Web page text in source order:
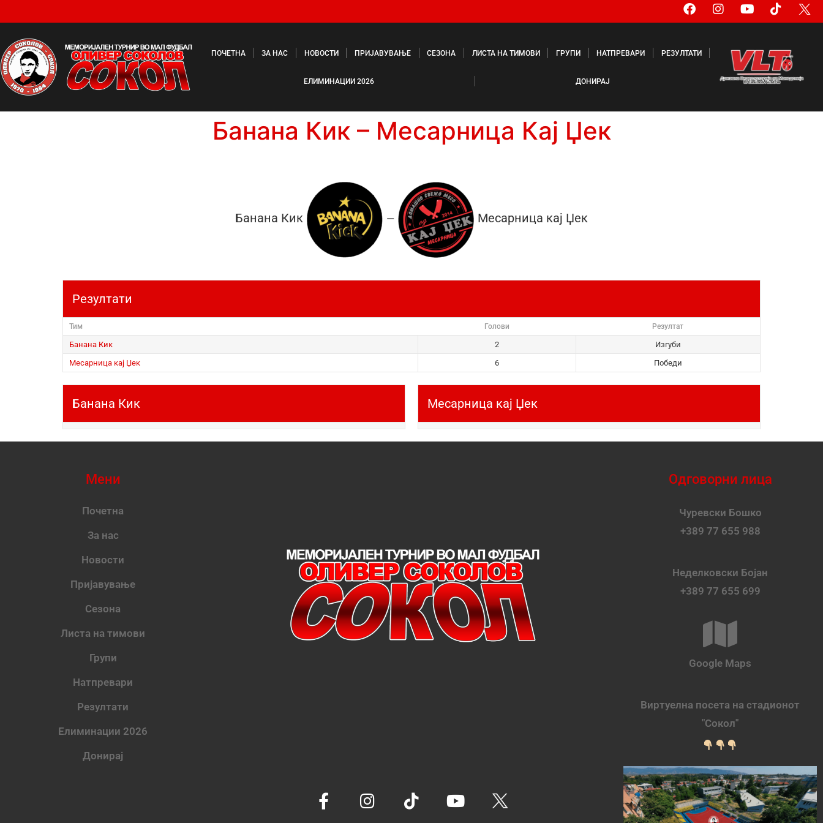
ПОЧЕТНА ЗА НАС НОВОСТИ ПРИЈАВУВАЊЕ СЕЗОНА ЛИСТА НА ТИМОВИ ГРУПИ НАТПРЕВАРИ РЕЗУЛТАТИ
ЕЛИМИНАЦИИ 2026 ДОНИРАЈ
Банана Кик – Месарница Кај Џек
Банана Кик — Месарница кај Џек
Резултати
Тим Голови Резултат
Банана Кик 2
Изгуби
Месарница кај Џек
6 Победи
Банана Кик Месарница кај Џек
Мени
Почетна
За нас
Новости
Пријавување
Сезона
Листа на тимови
Групи
Натпревари
Резултати
Елиминации 2026
Донирај
Одговорни лица
Чуревски Бошко
+389 77 655 988
Неделковски Бојан
+389 77 655 699
Google Maps
Виртуелна посета на стадионот
"Сокол"